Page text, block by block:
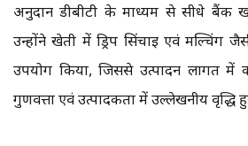
अनुदान डीबीटी के माध्यम से सीधे बैंक
उन्होंने खेती में ड्रिप सिंचाई एवं मल्चिंग
उपयोग किया, जिससे उत्पादन लागत
गुणवत्ता एवं उत्पादकता में उल्लेखनीय वृद्धि